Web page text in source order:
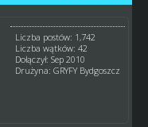
Liczba postów: 1,742
Liczba wątków: 42
Dołączył: Sep 2010
Drużyna: GRYFY Bydgoszcz